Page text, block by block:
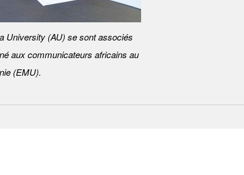
University (AU) se sont associés
aux communicateurs africains au
(EMU).